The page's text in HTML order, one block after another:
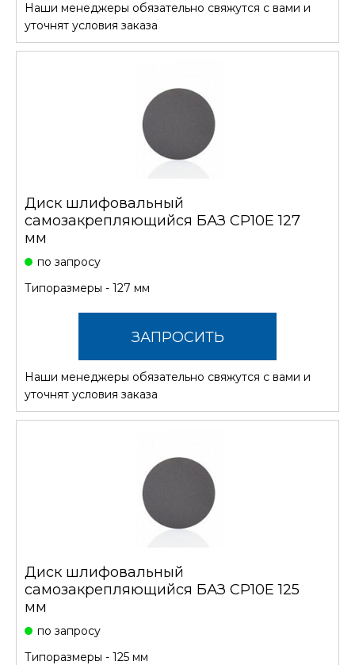
СТОИМОСТЬ
Наши менеджеры обязательно свяжутся с вами и
уточнят условия заказа
Диск шлифовальный
самозакрепляющийся БАЗ CP10E 127
мм
по запросу
Типоразмеры - 127 мм
ЗАПРОСИТЬ
СТОИМОСТЬ
Наши менеджеры обязательно свяжутся с вами и
уточнят условия заказа
Диск шлифовальный
самозакрепляющийся БАЗ CP10E 125
мм
по запросу
Типоразмеры - 125 мм